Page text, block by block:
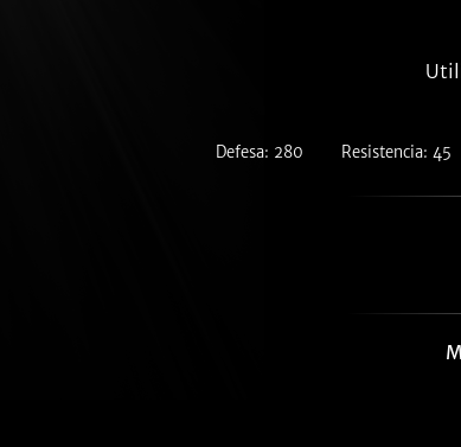
Defesa: 280 Resistencia: 45